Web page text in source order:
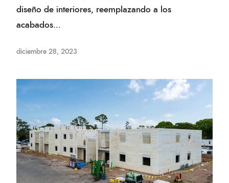
diseño de interiores, reemplazando a los
acabados...
diciembre 28, 2023